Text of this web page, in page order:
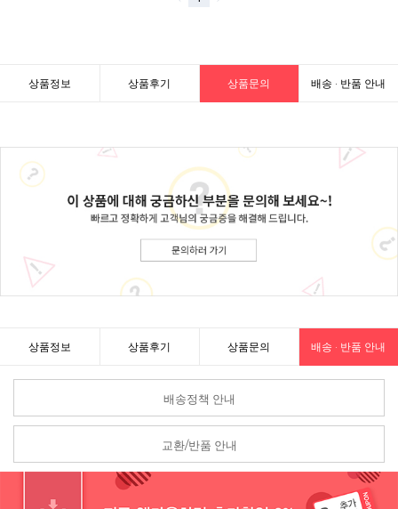
상품정보 상품후기 상품문의 배송 · 반품 안내
상품정보 상품후기 상품문의 배송 · 반품 안내
배송정책 안내
교환/반품 안내